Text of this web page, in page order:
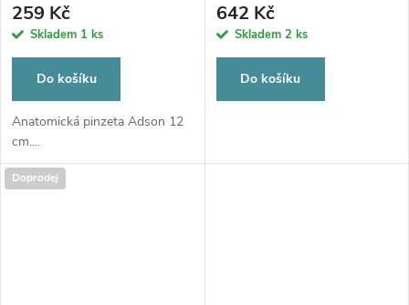
259 Kč
Skladem 1 ks
Do košíku
Anatomická pinzeta Adson 12
cm....
642 Kč
Skladem 2 ks
Do košíku
Doprodej